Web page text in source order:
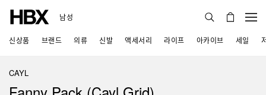
남성
신상품 브랜드 의류 신발 액세서리 라이프 아카이브 세일
CAYL